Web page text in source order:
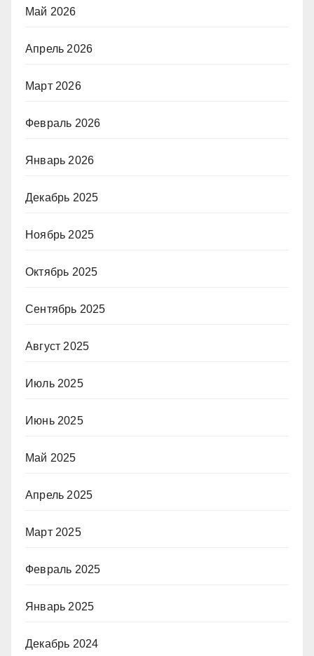
Май 2026
Апрель 2026
Март 2026
Февраль 2026
Январь 2026
Декабрь 2025
Ноябрь 2025
Октябрь 2025
Сентябрь 2025
Август 2025
Июль 2025
Июнь 2025
Май 2025
Апрель 2025
Март 2025
Февраль 2025
Январь 2025
Декабрь 2024